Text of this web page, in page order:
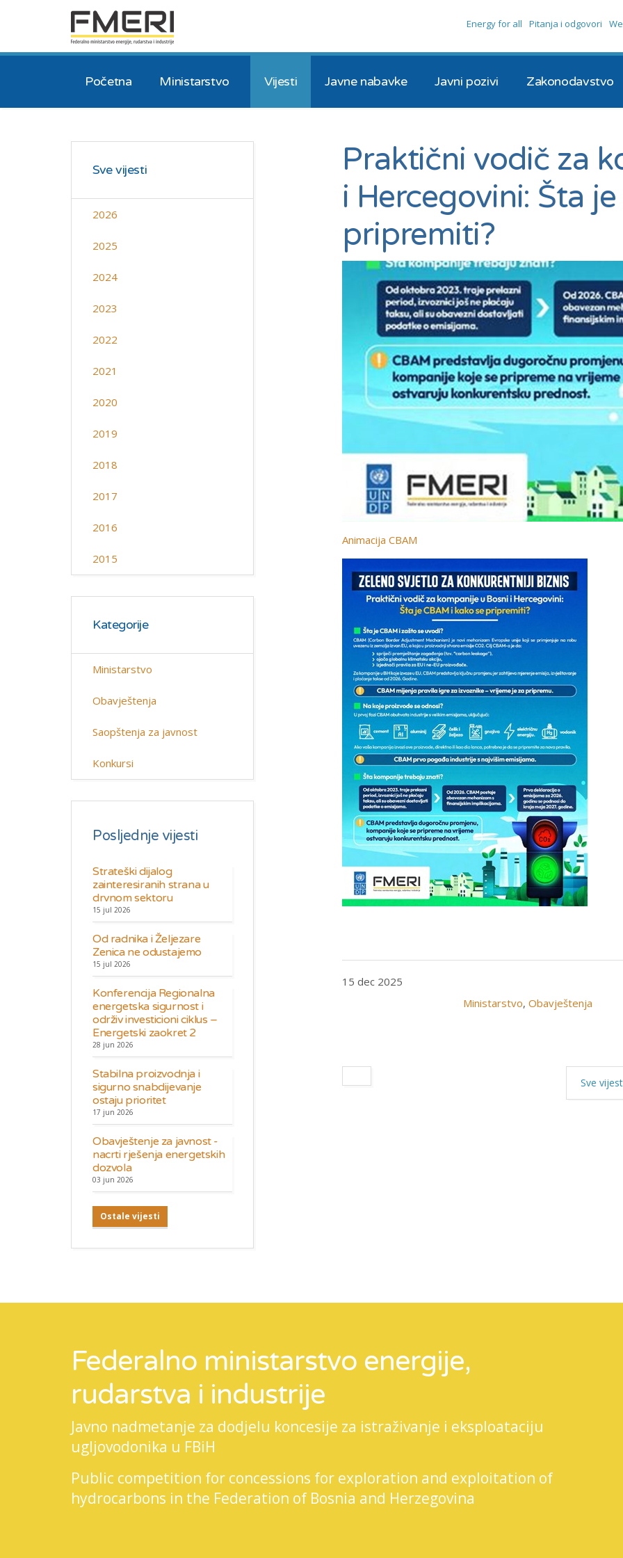
Početna Ministarstvo Vijesti Javne nabavke Javni pozivi Zakonodavstvo
Energy for all Pitanja i odgovori
Praktični vodič za
i Hercegovini: Šta
pripremiti?
Animacija CBAM
15 dec 2025
Ministarstvo, Obavještenja
Sve
Sve vijesti
2026
2025
2024
2023
2022
2021
2020
2019
2018
2017
2016
2015
Kategorije
Ministarstvo
Obavještenja
Saopštenja za javnost
Konkursi
Posljednje vijesti
Strateški dijalog
zainteresiranih strana u
drvnom sektoru
15 jul 2026
Od radnika i Željezare
Zenica ne odustajemo
15 jul 2026
Konferencija Regionalna
energetska sigurnost i
održiv investicioni ciklus –
Energetski zaokret 2
28 jun 2026
Stabilna proizvodnja i
sigurno snabdijevanje
ostaju prioritet
17 jun 2026
Obavještenje za javnost -
nacrti rješenja energetskih
dozvola
03 jun 2026
Ostale vijesti
Federalno ministarstvo energije,
rudarstva i industrije
Javno nadmetanje za dodjelu koncesije za istraživanje i eksploataciju
ugljovodonika u FBiH
Public competition for concessions for exploration and exploitation of
hydrocarbons in the Federation of Bosnia and Herzegovina